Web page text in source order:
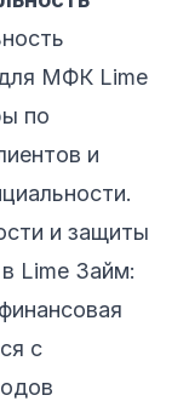
МФК Lime
по
и
и защиты
Lime Займ:
с